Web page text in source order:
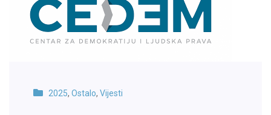
2025, Ostalo, Vijesti